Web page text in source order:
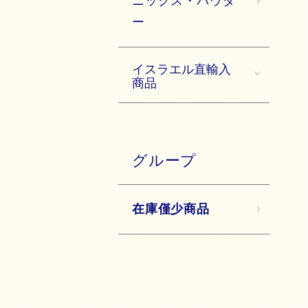
ー
イスラエル直輸入
商品
グループ
在庫僅少商品